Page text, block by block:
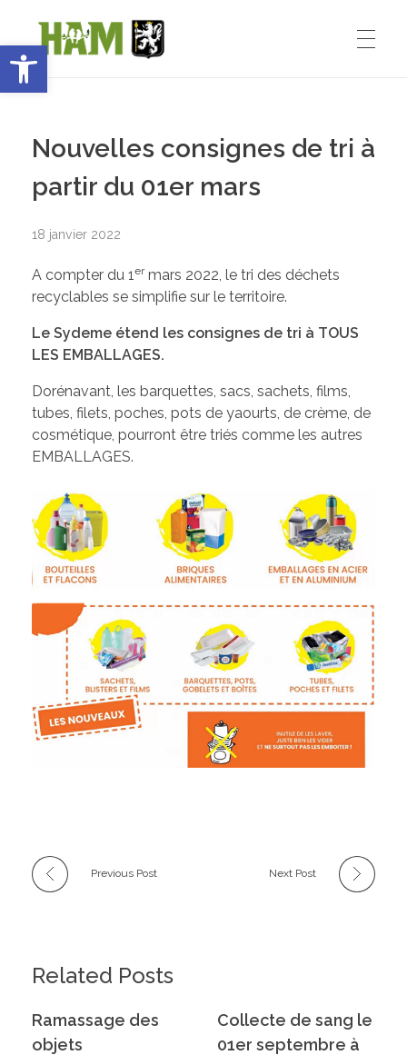
Ouvrir la barre d’outils
Ham-sous-Varsberg
VIE MUNICIPALE
Inventons le HAM de demain
Le Maire : Edmond Bettinger
Les élus de la CCW
Les délibérations du Conseil Municipal
VIE PRATIQUE
Les Entreprises de Ham
Les Associations de Ham
Bulletins Municipaux
Cartes et Plans
Assainissement
Code de bonne conduite
Règlement du Cimetière
DICRIM
SPORT ET ENSEIGNEMENT
Assistant(e)s maternel(le)s
Nouvelles consignes de tri à
partir du 01er mars
18 janvier 2022
A compter du 1 ermars 2022, le tri des déchets
recyclables se simplifie sur le territoire.
Le Sydeme étend les consignes de tri à TOUS
LES EMBALLAGES.
Dorénavant, les barquettes, sacs, sachets, films,
tubes, filets, poches, pots de yaourts, de crème, de
cosmétique, pourront être triés comme les autres
EMBALLAGES.
Previous Post Next Post
Related Posts
Ramassage des
objets
Collecte de sang le
01er septembre à